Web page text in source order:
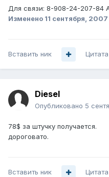
Для связи: 8-908-24-207-84
Изменено 11 сентября, 2007
Вставить ник Цитата
Diesel
Опубликовано 5
78$ за штучку получается.
дороговато.
Вставить ник Цитата